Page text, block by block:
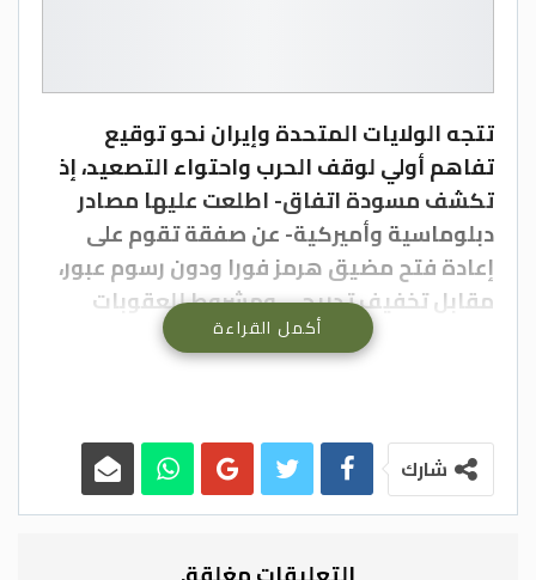
تتجه الولايات المتحدة وإيران نحو توقيع
تفاهم أولي لوقف الحرب واحتواء التصعيد، إذ
تكشف مسودة اتفاق- اطلعت عليها مصادر
دبلوماسية وأميركية- عن صفقة تقوم على
إعادة فتح مضيق هرمز فورا ودون رسوم عبور،
مقابل تخفيف تدريجي ومشروط للعقوبات
المفروضة على طهران.
من دولة وسيطة ومسؤول أميركي، إن
التفاهم ينص على تمديد وقف إطلاق النار
لمدة 60 يوما، بما يشمل الجبهة اللبنانية،
البرنامج النووي الإيراني، مع تأجيل أي خطوات
أكمل القراءة
شارك